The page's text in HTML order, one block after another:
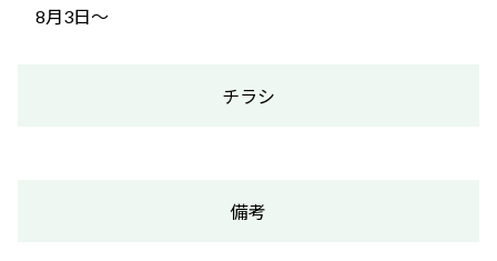
8月3日～
チラシ
備考